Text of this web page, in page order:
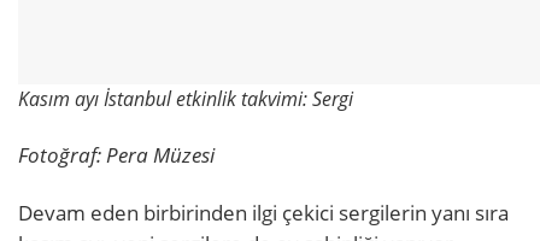
Kasım ayı İstanbul etkinlik takvimi: Sergi
Fotoğraf: Pera Müzesi
Devam eden birbirinden ilgi çekici sergilerin yanı sıra